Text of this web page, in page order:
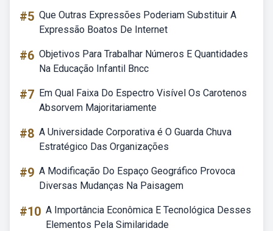
#5 Que Outras Expressões Poderiam Substituir A
Expressão Boatos De Internet
#6 Objetivos Para Trabalhar Números E Quantidades
Na Educação Infantil Bncc
#7 Em Qual Faixa Do Espectro Visível Os Carotenos
Absorvem Majoritariamente
#8 A Universidade Corporativa é O Guarda Chuva
Estratégico Das Organizações
#9 A Modificação Do Espaço Geográfico Provoca
Diversas Mudanças Na Paisagem
#10 A Importância Econômica E Tecnológica Desses
Elementos Pela Similaridade